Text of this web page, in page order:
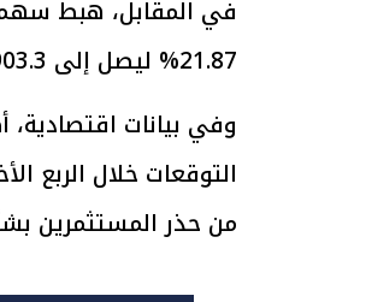
21.87% ليصل إلى 903.3 يورو.
وفي بيانات اقتصادية،
من حذر المستثمرين